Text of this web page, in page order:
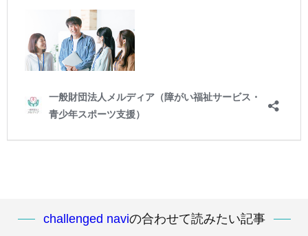
challenged naviの合わせて読みたい記事